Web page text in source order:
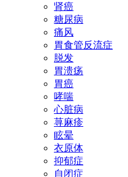
肾癌
糖尿病
痛风
胃食管反流症
脱发
胃溃疡
胃癌
哮喘
心脏病
荨麻疹
眩晕
衣原体
抑郁症
自闭症